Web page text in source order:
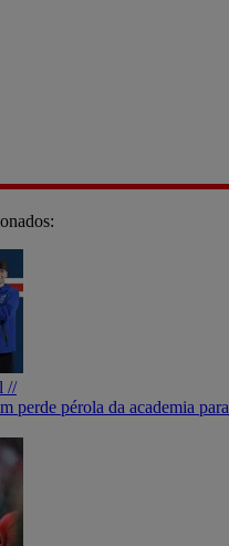
//
perde pérola da academia